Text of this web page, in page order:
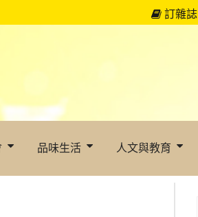
訂雜誌
品味生活 人文與教育